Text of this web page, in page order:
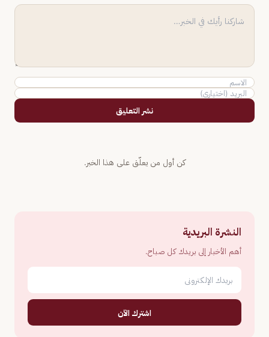
نشر التعليق
كن أول من يعلّق على هذا الخبر.
النشرة البريدية
أهم الأخبار إلى بريدك كل صباح.
اشترك الآن